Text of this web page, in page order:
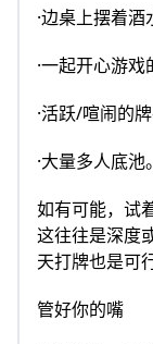
·边桌上摆着酒
·一起开心游戏
·活跃/喧闹的牌
·大量多人底池。
如有可能，试
这往往是深度
天打牌也是可
管好你的嘴